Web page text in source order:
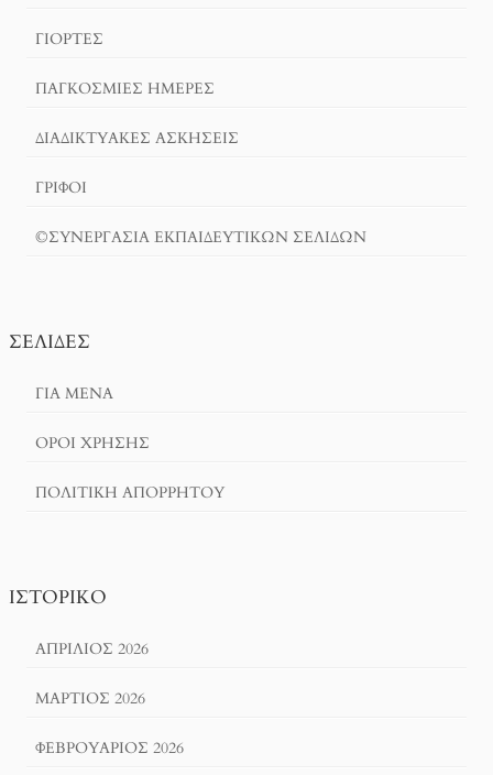
ΓΙΟΡΤΈΣ
ΠΑΓΚΟΣΜΙΕΣ ΗΜΕΡΕΣ
ΔΙΑΔΙΚΤΥΑΚΈΣ ΑΣΚΉΣΕΙΣ
ΓΡΙΦΟΙ
©ΣΥΝΕΡΓΑΣΙΑ ΕΚΠΑΙΔΕΥΤΙΚΩΝ ΣΕΛΙΔΩΝ
ΣΕΛΊΔΕΣ
ΓΙΑ ΜΕΝΑ
ΌΡΟΙ ΧΡΗΣΗΣ
ΠΟΛΙΤΙΚΉ ΑΠΟΡΡΉΤΟΥ
ΙΣΤΟΡΙΚΌ
ΑΠΡΊΛΙΟΣ 2026
ΜΆΡΤΙΟΣ 2026
ΦΕΒΡΟΥΆΡΙΟΣ 2026